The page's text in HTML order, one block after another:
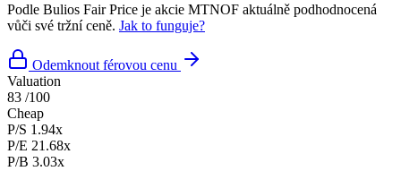
Podle Bulios Fair Price je akcie MTNOF aktuálně podhodnocená
vůči své tržní ceně. Jak to funguje?
Odemknout férovou cenu
Valuation
83 /100
Cheap
P/S 1.94x
P/E 21.68x
P/B 3.03x